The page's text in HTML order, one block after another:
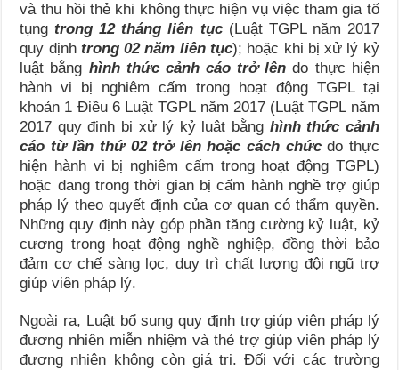
và thu hồi thẻ khi không thực hiện vụ việc tham gia tố
tụngtrong 12 tháng liên tục (Luật TGPL năm 2017
quy định trong 02 năm liên tục); hoặc khi bị xử lý kỷ
luật bằng hình thức cảnh cáo trở lên do thực hiện
hành vi bị nghiêm cấm trong hoạt động TGPL tại
khoản 1 Điều 6 Luật TGPL năm 2017 (Luật TGPL năm
2017 quy định bị xử lý kỷ luật bằng hình thức cảnh
cáo từ lần thứ 02 trở lên hoặc cách chứcdo thực
hiện hành vi bị nghiêm cấm trong hoạt động TGPL)
hoặc đang trong thời gian bị cấm hành nghề trợ giúp
pháp lý theo quyết định của cơ quan có thẩm quyền.
Những quy định này góp phần tăng cường kỷ luật, kỷ
cương trong hoạt động nghề nghiệp, đồng thời bảo
đảm cơ chế sàng lọc, duy trì chất lượng đội ngũ trợ
giúp viên pháp lý.
Ngoài ra, Luật bổ sung quy định trợ giúp viên pháp lý
đương nhiên miễn nhiệm và thẻ trợ giúp viên pháp lý
đương nhiên không còn giá trị. Đối với các trường